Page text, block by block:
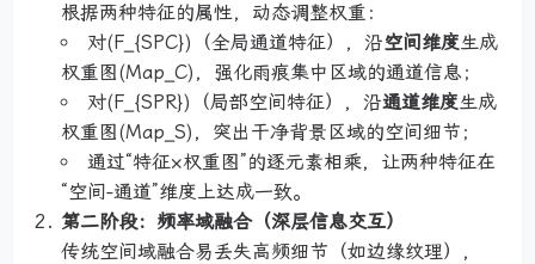
根据两种特征的属性，动态调整权重：
对(F_{SPC})（全局通道特征），沿空间维度生成
权重图(Map_C)，强化雨痕集中区域的通道信息；
对(F_{SPR})（局部空间特征），沿通道维度生成
权重图(Map_S)，突出干净背景区域的空间细节；
通过“特征×权重图”的逐元素相乘，让两种特征在
“空间-通道”维度上达成一致。
第二阶段：频率域融合（深层信息交互）
传统空间域融合易丢失高频细节（如边缘纹理），